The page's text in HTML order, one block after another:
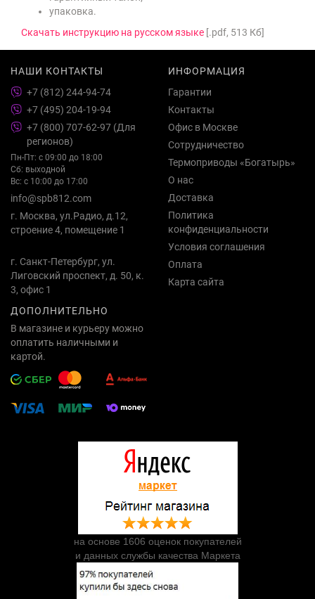
упаковка.
Скачать инструкцию на русском языке [.pdf, 513 Кб]
НАШИ КОНТАКТЫ
+7 (812) 244-94-74
+7 (495) 204-19-94
+7 (800) 707-62-97 (Для
регионов)
Пн-Пт: с 09:00 до 18:00
Сб: выходной
Вс: с 10:00 до 17:00
info@spb812.com
г. Москва, ул.Радио, д.12,
строение 4, помещение 1
г. Санкт-Петербург, ул.
Лиговский проспект, д. 50, к.
3, офис 1
ИНФОРМАЦИЯ
Гарантии
Контакты
Офис в Москве
Сотрудничество
Термоприводы «Богатырь»
О нас
Доставка
Политика
конфиденциальности
Условия соглашения
Оплата
Карта сайта
ДОПОЛНИТЕЛЬНО
В магазине и курьеру можно
оплатить наличными и
картой.
на основе 1606 оценок покупателей
и данных службы качества Маркета